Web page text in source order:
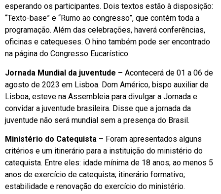
esperando os participantes. Dois textos estão à disposição:
“Texto-base” e “Rumo ao congresso”, que contém toda a
programação. Além das celebrações, haverá conferências,
oficinas e catequeses. O hino também pode ser encontrado
na página do Congresso Eucarístico.
Jornada Mundial da juventude – Acontecerá de 01 a 06 de
agosto de 2023 em Lisboa. Dom Américo, bispo auxiliar de
Lisboa, esteve na Assembleia para divulgar a Jornada e
convidar a juventude brasileira. Disse que a jornada da
juventude não será mundial sem a presença do Brasil.
Ministério do Catequista – Foram apresentados alguns
critérios e um itinerário para a instituição do ministério do
catequista. Entre eles: idade mínima de 18 anos; ao menos 5
anos de exercício de catequista; itinerário formativo;
estabilidade e renovação do exercício do ministério.